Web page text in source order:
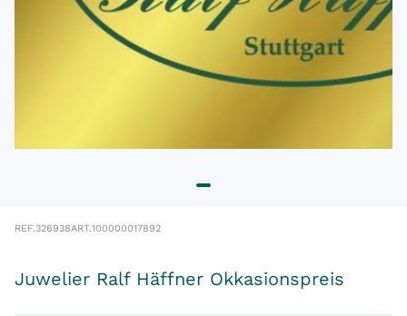
REF.326938ART.100000017892
Juwelier Ralf Häffner Okkasionspreis